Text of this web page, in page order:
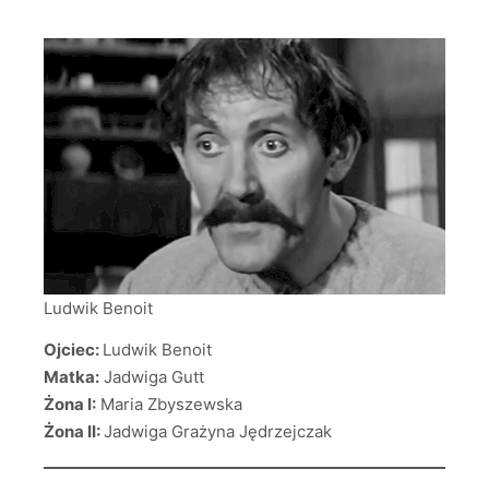
Ludwik Benoit
Ojciec: Ludwik Benoit
Matka: Jadwiga Gutt
Żona I: Maria Zbyszewska
Żona II:Jadwiga Grażyna Jędrzejczak